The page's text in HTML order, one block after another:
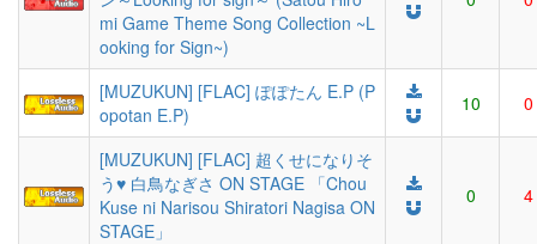
mi Game Theme Song Collection ~L
ooking for Sign~)
[MUZUKUN] [FLAC] ぽぽたん E.P (P
opotan E.P)
10 0
[MUZUKUN] [FLAC] 超くせになりそ
う♥ 白鳥なぎさ ON STAGE 「Chou
Kuse ni Narisou Shiratori Nagisa ON
STAGE」
0 4